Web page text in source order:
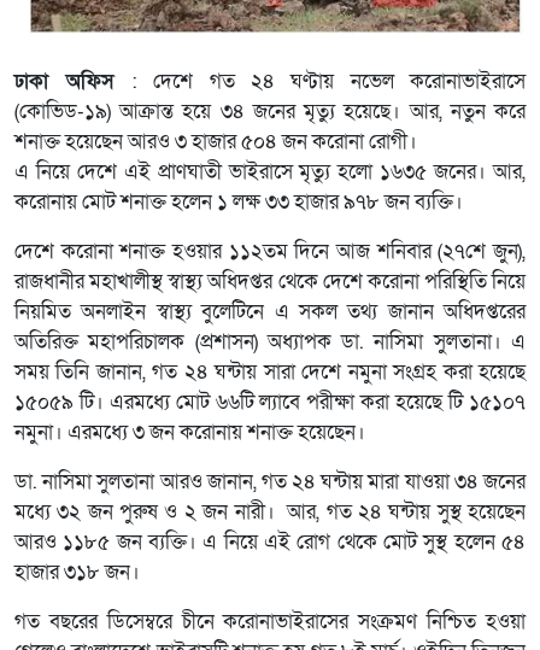
ঢাকা অফিস: দেশে গত ২৪ ঘণ্টায় নভেল করোনাভাইরাসে
(কোভিড-১৯) আক্রান্ত হয়ে ৩৪ জনের মৃত্যু হয়েছে। আর, নতুন করে
শনাক্ত হয়েছেন আরও ৩ হাজার ৫০৪ জন করোনা রোগী।
এ নিয়ে দেশে এই প্রাণঘাতী ভাইরাসে মৃত্যু হলো ১৬৩৫ জনের। আর,
করোনায় মোট শনাক্ত হলেন ১ লক্ষ ৩৩ হাজার ৯৭৮ জন ব্যক্তি।
দেশে করোনা শনাক্ত হওয়ার ১১২তম দিনে আজ শনিবার (২৭শে জুন),
রাজধানীর মহাখালীস্থ স্বাস্থ্য অধিদপ্তর থেকে দেশে করোনা পরিস্থিতি নিয়ে
নিয়মিত অনলাইন স্বাস্থ্য বুলেটিনে এ সকল তথ্য জানান অধিদপ্তরের
অতিরিক্ত মহাপরিচালক (প্রশাসন) অধ্যাপক ডা. নাসিমা সুলতানা। এ
সময় তিনি জানান, গত ২৪ ঘন্টায় সারা দেশে নমুনা সংগ্রহ করা হয়েছে
১৫০৫৯ টি। এরমধ্যে মোট ৬৬টি ল্যাবে পরীক্ষা করা হয়েছে টি ১৫১০৭
নমুনা। এরমধ্যে ৩ জন করোনায় শনাক্ত হয়েছেন।
ডা. নাসিমা সুলতানা আরও জানান, গত ২৪ ঘন্টায় মারা যাওয়া ৩৪ জনের
মধ্যে ৩২ জন পুরুষ ও ২ জন নারী। আর, গত ২৪ ঘন্টায় সুস্থ হয়েছেন
আরও ১১৮৫ জন ব্যক্তি। এ নিয়ে এই রোগ থেকে মোট সুস্থ হলেন ৫৪
হাজার ৩১৮ জন।
গত বছরের ডিসেম্বরে চীনে করোনাভাইরাসের সংক্রমণ নিশ্চিত হওয়া